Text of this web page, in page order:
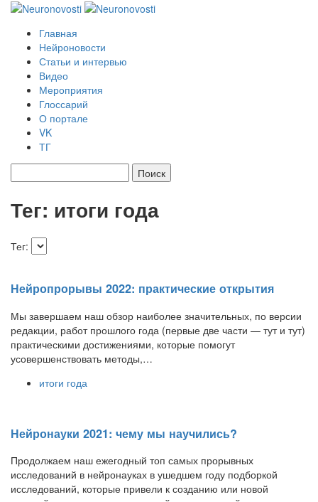
Главная
Нейроновости
Статьи и интервью
Видео
Мероприятия
Глоссарий
О портале
VK
ТГ
Тег: итоги года
Тег:
Нейропрорывы 2022: практические открытия
Мы завершаем наш обзор наиболее значительных, по версии
редакции, работ прошлого года (первые две части — тут и тут)
практическими достижениями, которые помогут
усовершенствовать методы,…
итоги года
Нейронауки 2021: чему мы научились?
Продолжаем наш ежегодный топ самых прорывных
исследований в нейронауках в ушедшем году подборкой
исследований, которые привели к созданию или новой